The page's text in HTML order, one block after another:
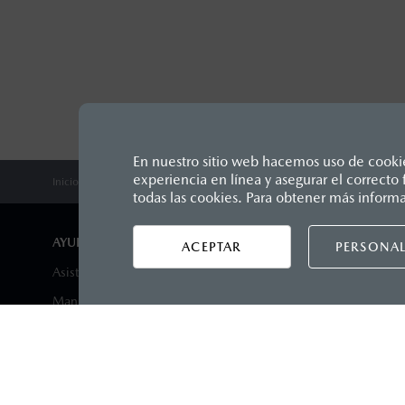
En nuestro sitio web hacemos uso de
experiencia en línea y asegurar el
todas las cookies. Para obtener más
ACEPTAR
Inicio Comunidad Mazda Mazda Stories Centricidad Humana
AYUDA Y SOPORTE
Asistencia vial
Manuales del propietario
1
Los precios y especificaciones
seguro y gastos administrativos.
productos, sin aviso previo al